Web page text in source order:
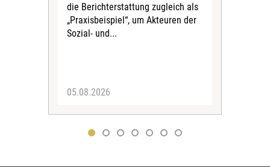
die Berichterstattung zugleich als
„Praxisbeispiel“, um Akteuren der
Sozial- und...
05.08.2026